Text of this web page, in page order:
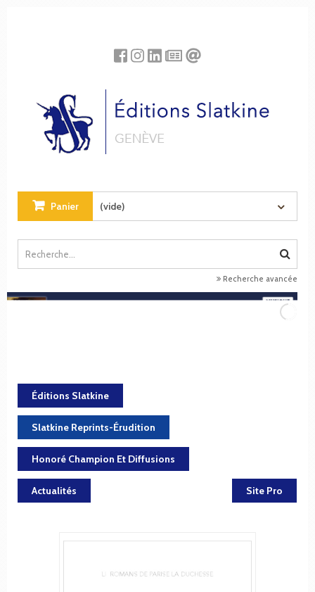
Panier (vide)
Recherche avancée
Éditions Slatkine
Slatkine Reprints-Érudition
Honoré Champion Et Diffusions
Actualités Site Pro